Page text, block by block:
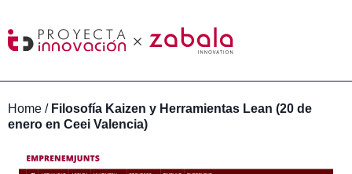
Home / Filosofía Kaizen y Herramientas Lean (20 de
enero en Ceei Valencia)